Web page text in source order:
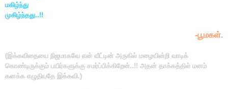
மகிழ்ந்து
முகிழ்ந்தது..!!
-பூமகள்.
(இக்கவிதையை நிஜமாகவே என் வீட்டின் அருகில் மழையின்றி வாடிக்
கொண்டிருக்கும் பயிர்களுக்கு சமர்ப்பிக்கிறேன்..!! அதன் தாக்கத்தில் மனம்
கனக்க எழுதியதே இக்கவி.)